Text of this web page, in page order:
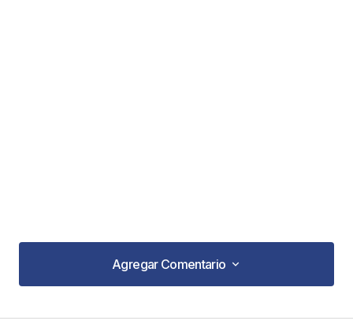
Agregar Comentario
Agregar Comentario